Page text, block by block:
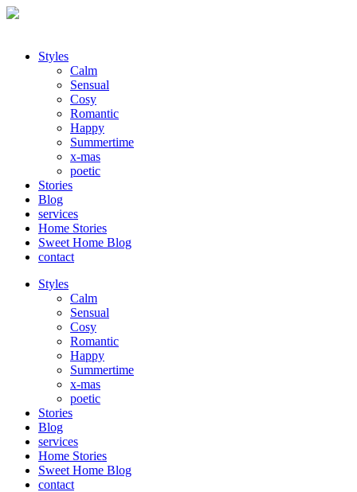
Styles
Calm
Sensual
Cosy
Romantic
Happy
Summertime
x-mas
poetic
Stories
Blog
services
Home Stories
Sweet Home Blog
contact
Styles
Calm
Sensual
Cosy
Romantic
Happy
Summertime
x-mas
poetic
Stories
Blog
services
Home Stories
Sweet Home Blog
contact